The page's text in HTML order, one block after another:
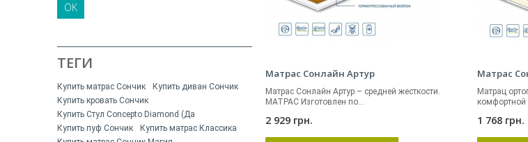
OK
ТЕГИ
Купить матрас Сончик
Купить диван Сончик
Купить кровать Сончик
Купить Стул Concepto Diamond (Да
Купить пуф Сончик
Купить матрас Классика
Матрас Сонлайн Артур
Матрас Сонлайн Артур – средней жесткости.
МАТРАС Изготовлен по...
2 929 грн.
Матрас
Матрац
комфортной
1 768 грн.